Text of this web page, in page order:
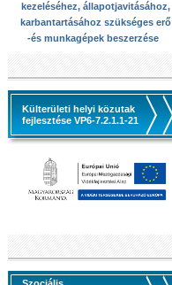
kezeléséhez, állapotjavitásához,
karbantartásához szükséges erő
-és munkagépek beszerzése
Külterületi helyi közutak
fejlesztése VP6-7.2.1.1-21